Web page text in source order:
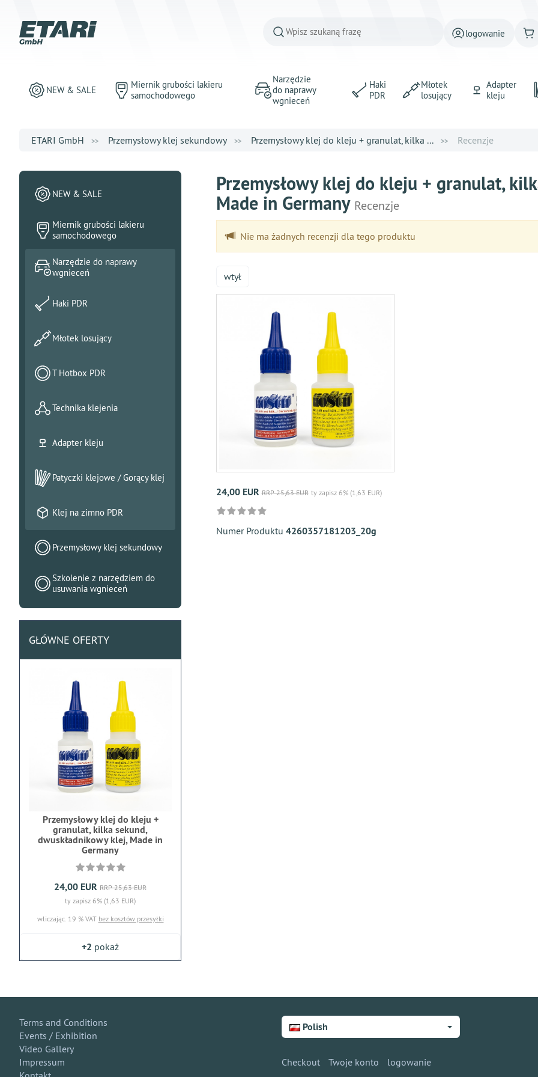
logowanie
NEW & SALE
Miernik grubości lakieru
samochodowego
Narzędzie
do naprawy
wgnieceń
Haki
PDR
Młotek
losujący
Adapter
kleju
ETARI GmbH Przemysłowy klej sekundowy Przemysłowy klej do kleju + granulat, kilka ... Recenzje
Przemysłowy klej do kleju + granulat,
Made in Germany Recenzje
Nie ma żadnych recenzji dla tego produktu
wtył
24,00 EUR RRP 25,63 EUR ty zapisz 6% (1,63 EUR)
Numer Produktu 4260357181203_20g
NEW & SALE
Miernik grubości lakieru
samochodowego
Narzędzie do naprawy
wgnieceń
Haki PDR
Młotek losujący
T Hotbox PDR
Technika klejenia
Adapter kleju
Patyczki klejowe / Gorący klej
Klej na zimno PDR
Przemysłowy klej sekundowy
Szkolenie z narzędziem do
usuwania wgnieceń
GŁÓWNE OFERTY
Przemysłowy klej do kleju +
granulat, kilka sekund,
dwuskładnikowy klej, Made in
Germany
24,00 EUR RRP 25,63 EUR
ty zapisz 6% (1,63 EUR)
wliczając. 19 % VAT bez kosztów przesyłki
+2 pokaż
Terms and Conditions
Events / Exhibition
Video Gallery
Impressum
Polish
Checkout Twoje konto logowanie